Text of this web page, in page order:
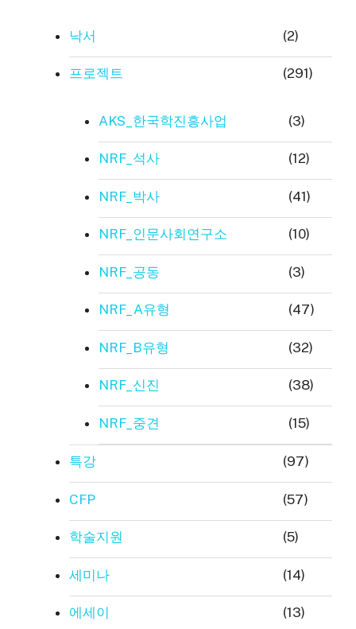
낙서 (2)
프로젝트 (291)
AKS_한국학진흥사업 (3)
NRF_석사 (12)
NRF_박사 (41)
NRF_인문사회연구소 (10)
NRF_공동 (3)
NRF_A유형 (47)
NRF_B유형 (32)
NRF_신진 (38)
NRF_중견 (15)
특강 (97)
CFP (57)
학술지원 (5)
세미나 (14)
에세이 (13)